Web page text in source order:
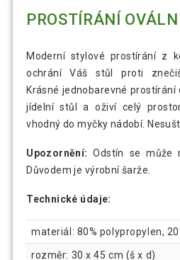
PROSTÍRÁNÍ
Moderní stylové prostírání z
ochrání Váš stůl proti
Krásné jednobarevné prostírání
jídelní stůl a oživí celý
vhodný do myčky nádobí.
Upozornění: Odstín se může
Důvodem je výrobní šarže.
Technické údaje:
materiál: 80% polypropylen,
rozměr: 30 x 45 cm (š x d)